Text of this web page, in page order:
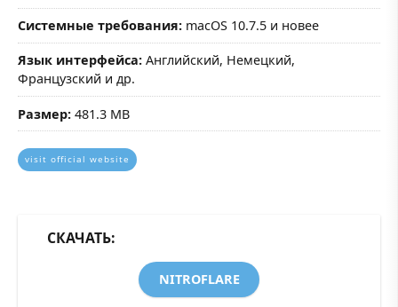
Системные требования: macOS 10.7.5 и новее
Язык интерфейса: Английский, Немецкий,
Французский и др.
Размер: 481.3 MB
visit official website
СКАЧАТЬ:
NITROFLARE